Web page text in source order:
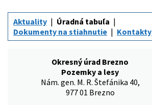
Aktuality
Úradná tabuľa
Dokumenty na stiahnutie
Kontakty
Okresný úrad Brezno
Pozemky a lesy
Nám. gen. M. R. Štefánika 40,
977 01 Brezno